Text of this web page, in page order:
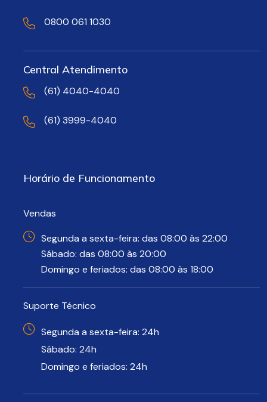
0800 061 1030
Central Atendimento
(61) 4040-4040
(61) 3999-4040
Horário de Funcionamento
Vendas
Segunda a sexta-feira: das 08:00 às 22:00
Sábado: das 08:00 às 20:00
Domingo e feriados: das 08:00 às 18:00
Suporte Técnico
Segunda a sexta-feira: 24h
Sábado: 24h
Domingo e feriados: 24h